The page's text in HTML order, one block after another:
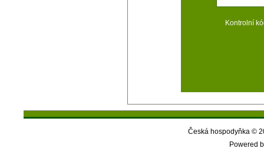
Kontrolní
Česká hospodyňka ©
Powered